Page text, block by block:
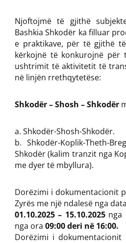
Njoftojmë të gjithë
Bashkia Shkodër ka filluar
e praktikave, për të gjithë
kërkojnë të konkurojnë
ushtrimit të aktivitetit të
në linjën rrethqytetëse:
Shkodër – Shosh – Shkodër
a. Shkodër-Shosh-Shkodër.
b. Shkodër-Koplik-Theth-
Shkodër (kalim tranzit nga
me dyer të mbyllura).
Dorëzimi i dokumentacionit
Zyrës me një ndalesë nga data
01.10.2025 – 15.10.2025nga
nga ora 09:00 deri në 16:00.
Dorëzimi i